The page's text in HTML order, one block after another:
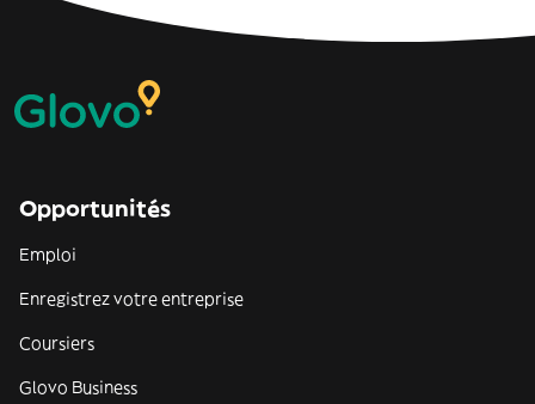
Opportunités
Emploi
Enregistrez votre entreprise
Coursiers
Glovo Business